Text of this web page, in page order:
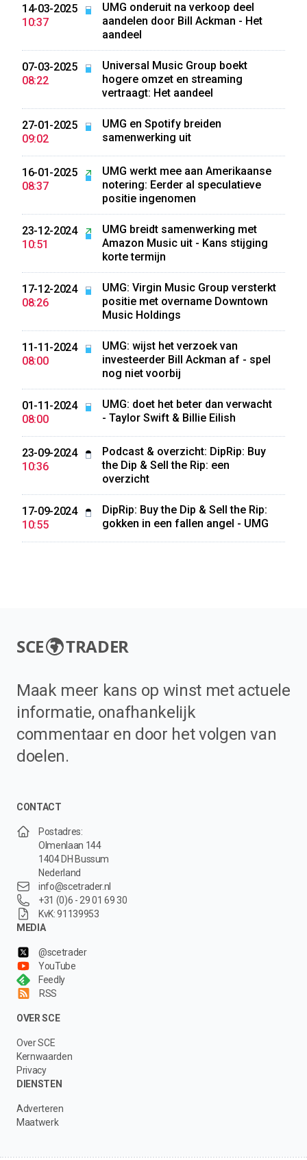
14-03-2025
10:37
UMG onderuit na verkoop deel
aandelen door Bill Ackman - Het
aandeel
07-03-2025
08:22
Universal Music Group boekt
hogere omzet en streaming
vertraagt: Het aandeel
27-01-2025
09:02
UMG en Spotify breiden
samenwerking uit
16-01-2025
08:37
UMG werkt mee aan Amerikaanse
notering: Eerder al speculatieve
positie ingenomen
23-12-2024
10:51
UMG breidt samenwerking met
Amazon Music uit - Kans stijging
korte termijn
17-12-2024
08:26
UMG: Virgin Music Group versterkt
positie met overname Downtown
Music Holdings
11-11-2024
08:00
UMG: wijst het verzoek van
investeerder Bill Ackman af - spel
nog niet voorbij
01-11-2024
08:00
UMG: doet het beter dan verwacht
- Taylor Swift & Billie Eilish
23-09-2024
10:36
Podcast & overzicht: DipRip: Buy
the Dip & Sell the Rip: een
overzicht
17-09-2024
10:55
DipRip: Buy the Dip & Sell the Rip:
gokken in een fallen angel - UMG
SCE TRADER
Maak meer kans op winst met actuele
informatie, onafhankelijk
commentaar en door het volgen van
doelen.
CONTACT
Postadres:
Olmenlaan 144
1404 DH Bussum
Nederland
info@scetrader.nl
+31 (0)6 - 29 01 69 30
KvK: 91139953
MEDIA
@scetrader
YouTube
Feedly
RSS
OVER SCE
Over SCE
Kernwaarden
Privacy
DIENSTEN
Adverteren
Maatwerk